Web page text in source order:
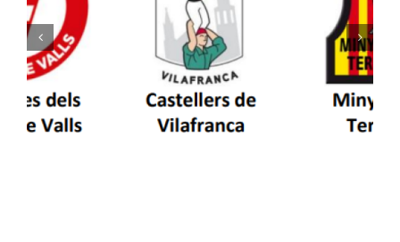
Els Castellers de Vilafranca unieixen tradició i
patrimoni en un viatge de colla a la Vall
d’Aran i a la Vall de Boí